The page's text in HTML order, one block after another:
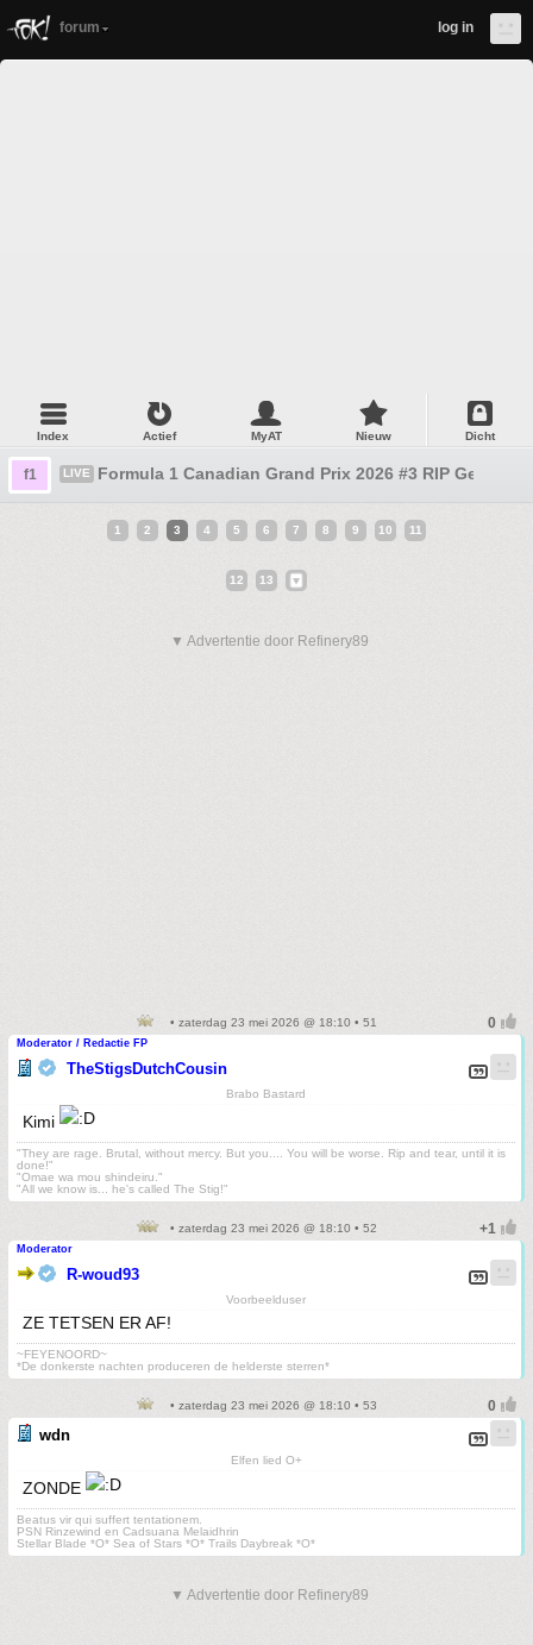
forum log in
Index Actief MyAT Nieuw Dicht
f1 LIVE Formula 1 Canadian Grand Prix 2026 #3 RIP Gerrit
1 2 3 4 5 6 7 8 9 10 11
12 13
▼ Advertentie door Refinery89
• zaterdag 23 mei 2026 @ 18:10 • 51
Moderator / Redactie FP
TheStigsDutchCousin
Brabo Bastard
Kimi
"They are rage. Brutal, without mercy. But you.... You will be worse. Rip and tear, until it is
done!"
"Omae wa mou shindeiru."
"All we know is... he's called The Stig!"
• zaterdag 23 mei 2026 @ 18:10 • 52
Moderator
R-woud93
Voorbeelduser
ZE TETSEN ER AF!
~FEYENOORD~
*De donkerste nachten produceren de helderste sterren*
• zaterdag 23 mei 2026 @ 18:10 • 53
wdn
Elfen lied O+
ZONDE
Beatus vir qui suffert tentationem.
PSN Rinzewind en Cadsuana Melaidhrin
Stellar Blade *O* Sea of Stars *O* Trails Daybreak *O*
▼ Advertentie door Refinery89